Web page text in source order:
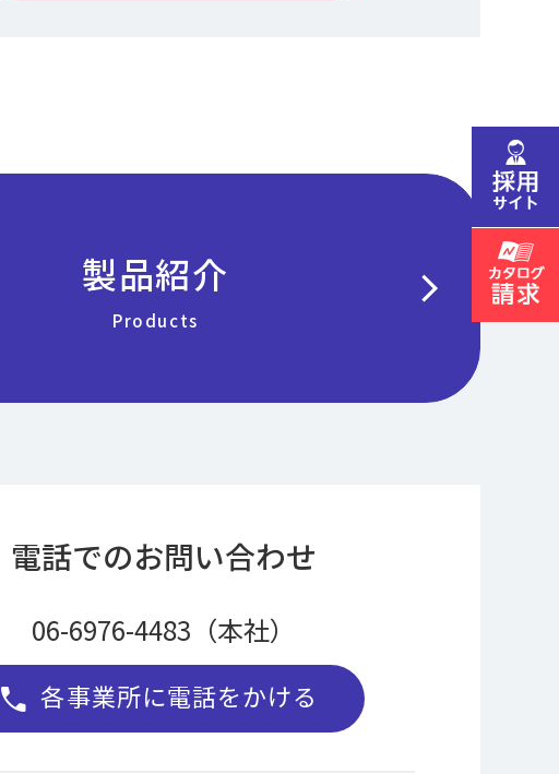
製品紹介
Products chevron_right
電話でのお問い合わせ
06-6976-4483（本社）
call 各事業所に電話をかける